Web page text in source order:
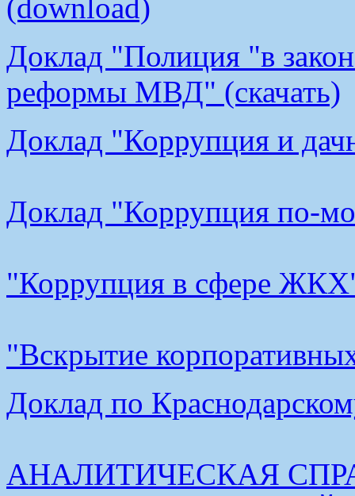
(download)
Доклад "Полиция "в
реформы МВД" (скачать)
Доклад "Коррупция и
Доклад "Коррупция по-
"Коррупция в сфере ЖКХ"
"Вскрытие
Доклад по
АНАЛИТИЧЕСКАЯ